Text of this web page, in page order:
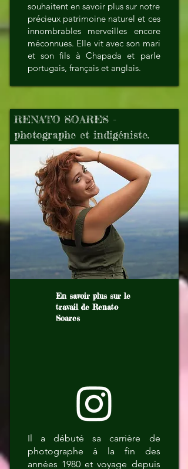
souhaitent en savoir plus sur notre
précieux patrimoine naturel et ces
innombrables merveilles encore
méconnues. Elle vit avec son mari
et son fils à Chapada et parle
portugais, français et anglais.
RENATO SOARES -
photographe et indigéniste.
En savoir plus sur le
travail de Renato
Soares
Il a débuté sa carrière de
photographe à la fin des
années 1980 et voyage depuis